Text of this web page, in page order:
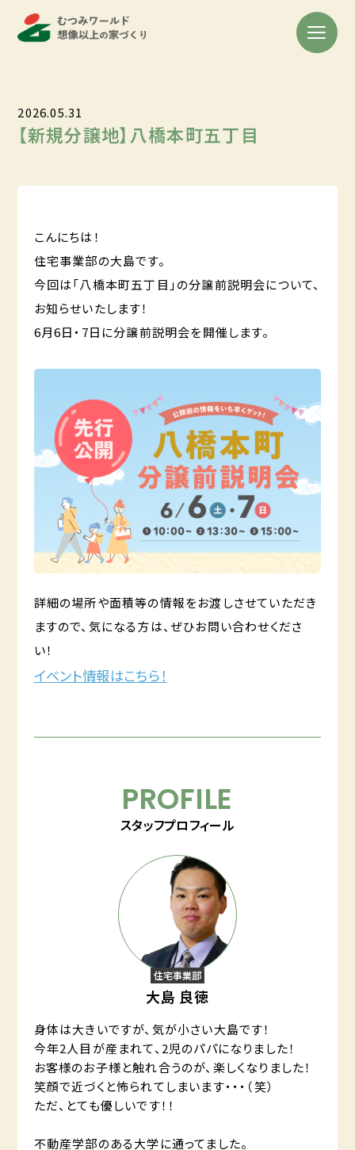
2026.05.31
【新規分譲地】八橋本町五丁目
こんにちは！
住宅事業部の大島です。
今回は「八橋本町五丁目」の分譲前説明会について、
お知らせいたします！
6月6日・7日に分譲前説明会を開催します。
詳細の場所や面積等の情報をお渡しさせていただき
ますので、気になる方は、ぜひお問い合わせくださ
い！
イベント情報はこちら！
PROFILE
スタッフプロフィール
住宅事業部
大島 良徳
身体は大きいですが、気が小さい大島です！
今年2人目が産まれて、2児のパパになりました！
お客様のお子様と触れ合うのが、楽しくなりました！
笑顔で近づくと怖られてしまいます・・・（笑）
ただ、とても優しいです！！
不動産学部のある大学に通ってました。